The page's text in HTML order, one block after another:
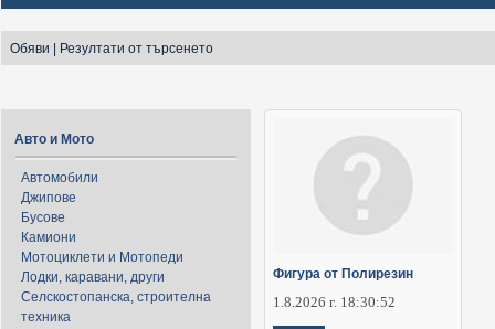
Обяви Резултати от търсенето
Авто и Мото
Автомобили
Джипове
Бусове
Камиони
Мотоциклети и Мотопеди
Лодки, каравани, други
Селскостопанска, строителна
техника
Фигура от Полирезин
1.8.2026 г. 18:30:52